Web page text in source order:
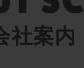
社案内